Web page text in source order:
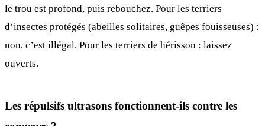
le trou est profond, puis rebouchez. Pour les terriers
d’insectes protégés (abeilles solitaires, guêpes fouisseuses) :
non, c’est illégal. Pour les terriers de hérisson : laissez
ouverts.
Les répulsifs ultrasons fonctionnent-ils contre les